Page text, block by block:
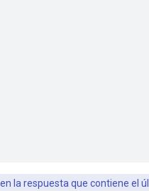
la respuesta que contiene el